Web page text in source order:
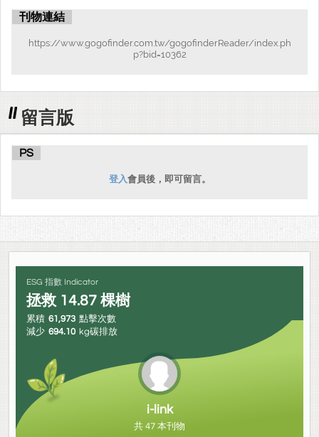
刊物連結
https://www.gogofinder.com.tw/gogofinderReader/index.ph
p?bid=10362
留言版
PS
登入會員後，即可留言。
ESG 指數 Indicator
拯救 14.87 棵樹
累積 61,973 點擊次數
減少 694.10 kg碳排放
i-link
共 47 本刊物